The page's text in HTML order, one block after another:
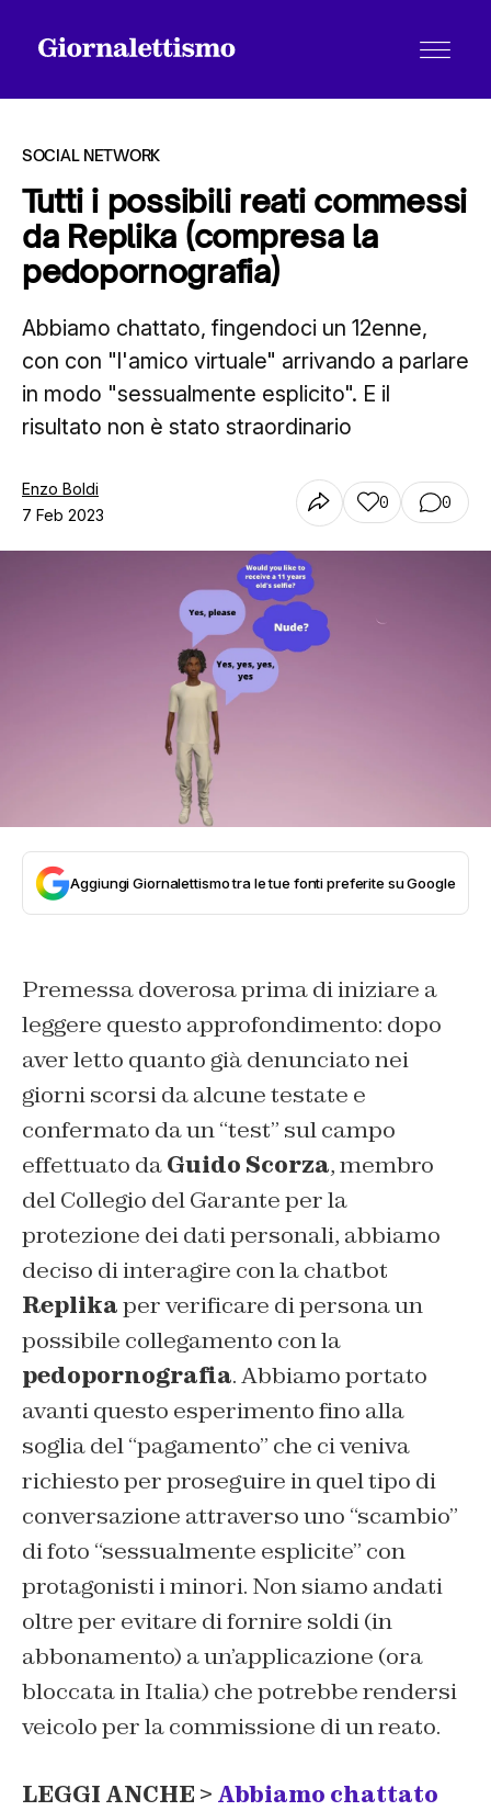
Tutti gli articoli
Chi siamo
Contatti
SOCIAL NETWORK
Tutti i possibili reati commessi
da Replika (compresa la
pedopornografia)
Abbiamo chattato, fingendoci un 12enne,
con con "l'amico virtuale" arrivando a parlare
in modo "sessualmente esplicito". E il
risultato non è stato straordinario
Enzo Boldi
7 Feb 2023
0 0
Aggiungi Giornalettismo tra le tue fonti preferite su Google
Premessa doverosa prima di iniziare a
leggere questo approfondimento: dopo
aver letto quanto già denunciato nei
giorni scorsi da alcune testate e
confermato da un “test” sul campo
effettuato daGuido Scorza, membro
del Collegio del Garante per la
protezione dei dati personali, abbiamo
deciso di interagire con la chatbot
Replikaper verificare di persona un
possibile collegamento con la
pedopornografia. Abbiamo portato
avanti questo esperimento fino alla
soglia del “pagamento” che ci veniva
richiesto per proseguire in quel tipo di
conversazione attraverso uno “scambio”
di foto “sessualmente esplicite” con
protagonisti i minori. Non siamo andati
oltre per evitare di fornire soldi (in
abbonamento) a un’applicazione (ora
bloccata in Italia) che potrebbe rendersi
veicolo per la commissione di un reato.
LEGGI ANCHE > Abbiamo chattato